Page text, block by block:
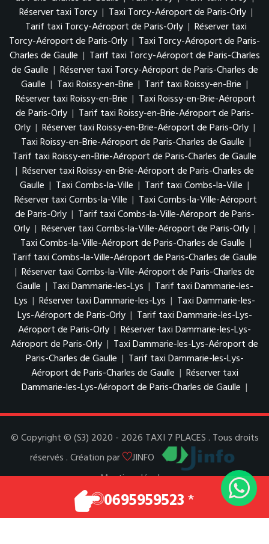
Réserver taxi Torcy | Taxi Torcy-Aéroport de Paris-Orly |
Tarif taxi Torcy-Aéroport de Paris-Orly | Réserver taxi
Torcy-Aéroport de Paris-Orly | Taxi Torcy-Aéroport de Paris-
Charles de Gaulle | Tarif taxi Torcy-Aéroport de Paris-Charles
de Gaulle | Réserver taxi Torcy-Aéroport de Paris-Charles de
Gaulle | Taxi Roissy-en-Brie | Tarif taxi Roissy-en-Brie |
Réserver taxi Roissy-en-Brie | Taxi Roissy-en-Brie-Aéroport
de Paris-Orly | Tarif taxi Roissy-en-Brie-Aéroport de Paris-
Orly | Réserver taxi Roissy-en-Brie-Aéroport de Paris-Orly |
Taxi Roissy-en-Brie-Aéroport de Paris-Charles de Gaulle |
Tarif taxi Roissy-en-Brie-Aéroport de Paris-Charles de Gaulle
| Réserver taxi Roissy-en-Brie-Aéroport de Paris-Charles de
Gaulle | Taxi Combs-la-Ville | Tarif taxi Combs-la-Ville |
Réserver taxi Combs-la-Ville | Taxi Combs-la-Ville-Aéroport
de Paris-Orly | Tarif taxi Combs-la-Ville-Aéroport de Paris-
Orly | Réserver taxi Combs-la-Ville-Aéroport de Paris-Orly |
Taxi Combs-la-Ville-Aéroport de Paris-Charles de Gaulle |
Tarif taxi Combs-la-Ville-Aéroport de Paris-Charles de Gaulle
| Réserver taxi Combs-la-Ville-Aéroport de Paris-Charles de
Gaulle | Taxi Dammarie-les-Lys | Tarif taxi Dammarie-les-
Lys | Réserver taxi Dammarie-les-Lys | Taxi Dammarie-les-
Lys-Aéroport de Paris-Orly | Tarif taxi Dammarie-les-Lys-
Aéroport de Paris-Orly | Réserver taxi Dammarie-les-Lys-
Aéroport de Paris-Orly | Taxi Dammarie-les-Lys-Aéroport de
Paris-Charles de Gaulle | Tarif taxi Dammarie-les-Lys-
Aéroport de Paris-Charles de Gaulle | Réserver taxi
Dammarie-les-Lys-Aéroport de Paris-Charles de Gaulle |
© Copyright © (S3) 2020 - 2026 TAXI 7 PLACES . Tous droits
réservés . Création par
JINFO
Mentions légales
Espace Pro
0695959523*